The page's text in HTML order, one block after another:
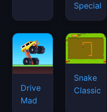
Special
Drive
Mad
Snake
Classic